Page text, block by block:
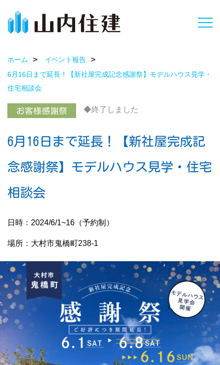
ホーム
イベント報告
6月16日まで延長！【新社屋完成記念感謝祭】モデルハウス見学・
住宅相談会
◆終了しました
6月16日まで延長！【新社屋完成記
念感謝祭】モデルハウス見学・住宅
相談会
日時：2024/6/1~16（予約制）
場所：大村市鬼橋町238-1